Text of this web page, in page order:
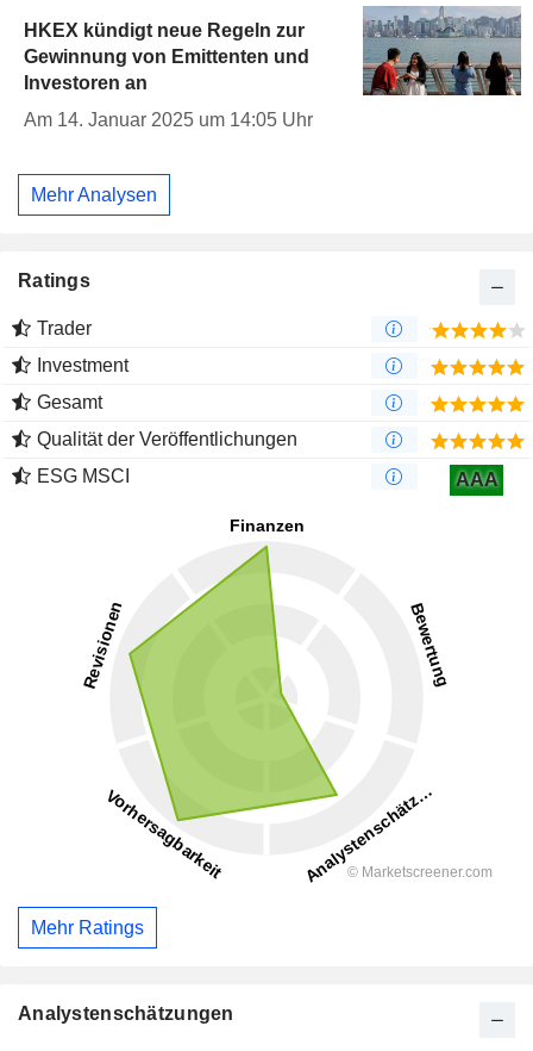
HKEX kündigt neue Regeln zur
Gewinnung von Emittenten und
Investoren an
Am 14. Januar 2025 um 14:05 Uhr
Mehr Analysen
Ratings
Trader
Investment
Gesamt
Qualität der Veröffentlichungen
ESG MSCI
AAA
Mehr Ratings
Analystenschätzungen